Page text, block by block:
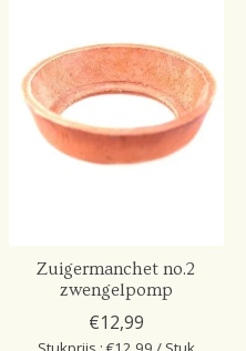
Zuigermanchet no.2
zwengelpomp
€12,99